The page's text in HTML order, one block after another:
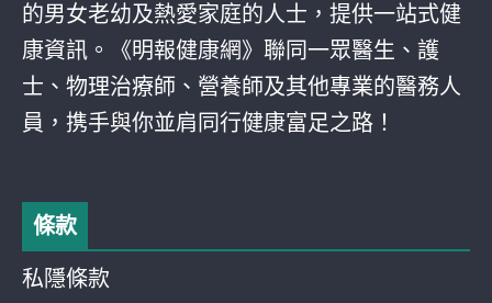
的男女老幼及熱愛家庭的人士，提供一站式健
康資訊。《明報健康網》聯同一眾醫生、護
士、物理治療師、營養師及其他專業的醫務人
員，携手與你並肩同行健康富足之路！
條款
私隱條款